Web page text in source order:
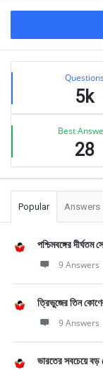
Sidebar
Stats Questions
5k
Best
28
Popular Answers
পশ্চিমবঙ্গের দীর্ঘতম
9 Answers
ত্রিভুজের তিন
9 Answers
ভারতের সবচেয়ে বড়